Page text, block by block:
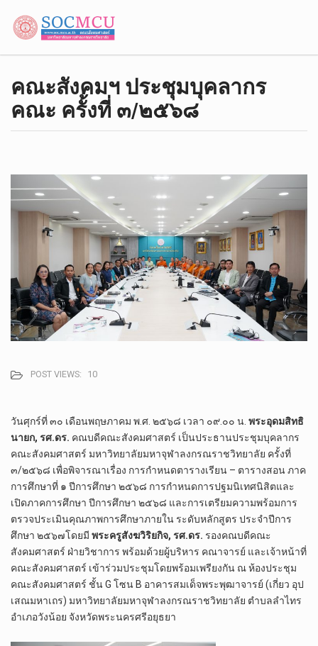
คณะสังคมฯ ประชุมบุคลากร
คณะ ครั้งที่ ๓/๒๕๖๘
POST VIEWS: 10
วันศุกร์ที่ ๓๐ เดือนพฤษภาคม พ.ศ. ๒๕๖๘ เวลา ๐๙.๐๐ น. พระอุดมสิทธิ
นายก, รศ.ดร. คณบดีคณะสังคมศาสตร์ เป็นประธานประชุมบุคลากร
คณะสังคมศาสตร์ มหาวิทยาลัยมหาจุฬาลงกรณราชวิทยาลัย ครั้งที่
๓/๒๕๖๘ เพื่อพิจารณาเรื่อง การกำหนดตารางเรียน – ตารางสอน ภาค
การศึกษาที่ ๑ ปีการศึกษา ๒๕๖๘ การกำหนดการปฐมนิเทศนิสิตและ
เปิดภาคการศึกษา ปีการศึกษา ๒๕๖๘ และการเตรียมความพร้อมการ
ตรวจประเมินคุณภาพการศึกษาภายใน ระดับหลักสูตร ประจำปีการ
ศึกษา ๒๕๖๗โดยมี พระครูสังฆวิริยกิจ, รศ.ดร. รองคณบดีคณะ
สังคมศาสตร์ ฝ่ายวิชาการ พร้อมด้วยผู้บริหาร คณาจารย์ และเจ้าหน้าที่
คณะสังคมศาสตร์ เข้าร่วมประชุมโดยพร้อมเพรียงกัน ณ ห้องประชุม
คณะสังคมศาสตร์ ชั้น G โซน B อาคารสมเด็จพระพุฒาจารย์ (เกี่ยว อุป
เสณมหาเถร) มหาวิทยาลัยมหาจุฬาลงกรณราชวิทยาลัย ตำบลลำไทร
อำเภอวังน้อย จังหวัดพระนครศรีอยุธยา